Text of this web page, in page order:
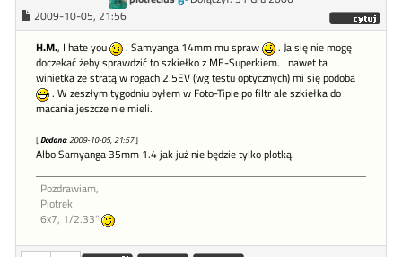
2009-10-05, 21:56
H.M., I hate you . Samyanga 14mm mu spraw
. Ja się nie mogę
doczekać żeby sprawdzić to szkiełko z ME-Superkiem. I nawet ta
winietka ze stratą w rogach 2.5EV (wg testu optycznych) mi się podoba
. W zeszłym tygodniu byłem w Foto-Tipie po filtr ale szkiełka do
macania jeszcze nie mieli.
[Dodano: 2009-10-05, 21:57]
Albo Samyanga 35mm 1.4 jak już nie będzie tylko plotką.
Pozdrawiam,
Piotrek
6x7, 1/2.33"